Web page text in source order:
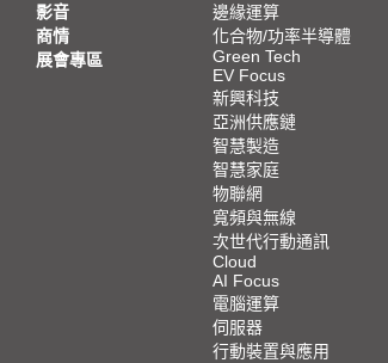
影音
商情
展會專區
邊緣運算
化合物/功率半導體
Green Tech
EV Focus
新興科技
亞洲供應鏈
智慧製造
智慧家庭
物聯網
寬頻與無線
次世代行動通訊
Cloud
AI Focus
電腦運算
伺服器
行動裝置與應用